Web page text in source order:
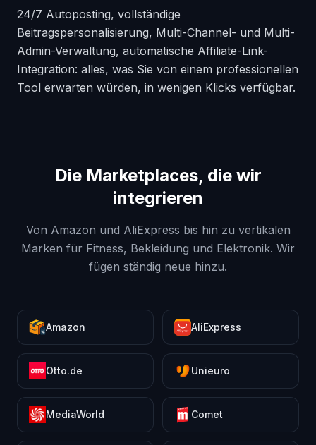
24/7 Autoposting, vollständige
Beitragspersonalisierung, Multi-Channel- und Multi-
Admin-Verwaltung, automatische Affiliate-Link-
Integration: alles, was Sie von einem professionellen
Tool erwarten würden, in wenigen Klicks verfügbar.
Die Marketplaces, die wir
integrieren
Von Amazon und AliExpress bis hin zu vertikalen
Marken für Fitness, Bekleidung und Elektronik. Wir
fügen ständig neue hinzu.
Amazon AliExpress
Otto.de Unieuro
MediaWorld Comet